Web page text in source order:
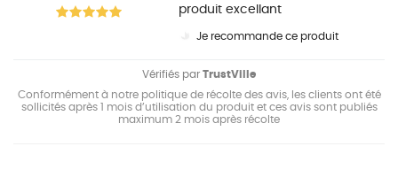
produit excellant
Je recommande ce produit
Vérifiés par TrustVille
Conformément à notre politique de récolte des avis, les clients ont été
sollicités après 1 mois d’utilisation du produit et ces avis sont publiés
maximum 2 mois après récolte